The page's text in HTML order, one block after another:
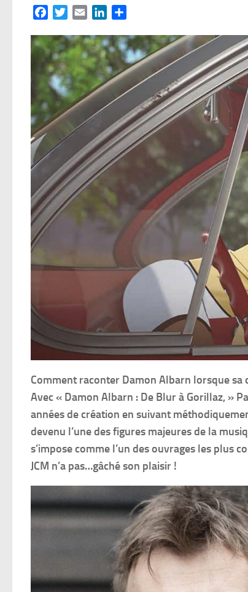
FacebookTwitterEmail LinkedIn
Comment raconter Damon Albarn lorsque
Avec « Damon Albarn : De Blur à Gorillaz, »
années de création en suivant
devenu l’une des figures majeures de la
s’impose comme l’un des ouvrages les plus
JCM n’a pas…gâché son plaisir !